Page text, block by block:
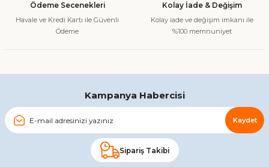
Gönder
Ödeme Secenekleri
Havale ve Kredi Kartı ile Güvenli
Ödeme
Kolay İade & Değişim
Kolay iade ve değişim imkanı ile
%100 memnuniyet
Kampanya Habercisi
Kaydet
Sipariş Takibi